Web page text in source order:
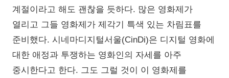
계절이라고 해도 괜찮을 듯하다. 많은 영화제가
열리고 그들 영화제가 제각기 특색 있는 차림표를
준비했다. 시네마디지털서울(CinDi)은 디지털 영화에
대한 애정과 투쟁하는 영화인의 자세를 아주
중시한다고 한다. 그도 그럴 것이 이 영화제를